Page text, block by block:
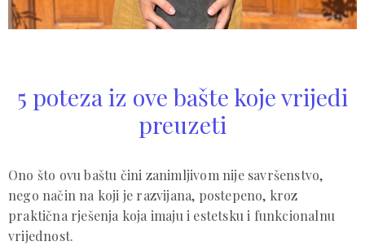
5 poteza iz ove bašte koje vrijedi
preuzeti
Ono što ovu baštu čini zanimljivom nije savršenstvo,
nego način na koji je razvijana, postepeno, kroz
praktična rješenja koja imaju i estetsku i funkcionalnu
vrijednost.